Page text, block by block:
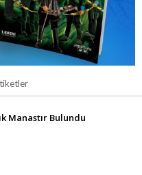
Manastır Bulundu